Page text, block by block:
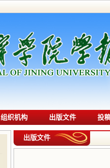
组织机构 出版文件 投
出版文件